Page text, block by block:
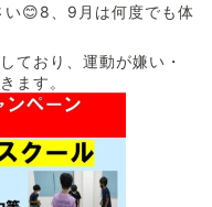
い😊8、9月は何度でも体
ており、運動が嫌い・
ます。